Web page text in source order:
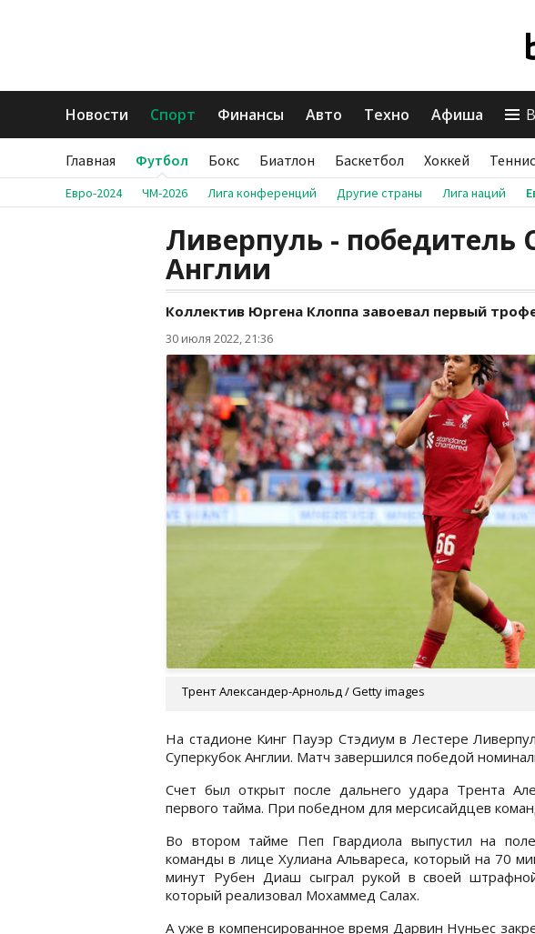
Новости Спорт Финансы Авто Техно Афиша
Главная Футбол Бокс Биатлон Баскетбол Хоккей Теннис
Евро-2024 ЧМ-2026 Лига конференций Другие страны Лига наций
Ливерпуль - победитель
Англии
Коллектив Юргена Клоппа завоевал первый
30 июля 2022, 21:36
Трент Александер-Арнольд / Getty images
На стадионе Кинг Пауэр Стэдиум в Лестере
Суперкубок Англии. Матч завершился победой
Счет был открыт после дальнего удара Трента
первого тайма. При победном для мерсисайдцев
Во втором тайме Пеп Гвардиола выпустил на поле
команды в лице Хулиана Альвареса, который на 70
минут Рубен Диаш сыграл рукой в своей
который реализовал Мохаммед Салах.
А уже в компенсированное время Дарвин Нуньес